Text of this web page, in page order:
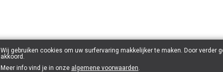
Wij gebruiken cookies om uw surfervaring makkelijker te maken. Door verder
akkoord.
Meer info vind je in onze algemene voorwaarden.